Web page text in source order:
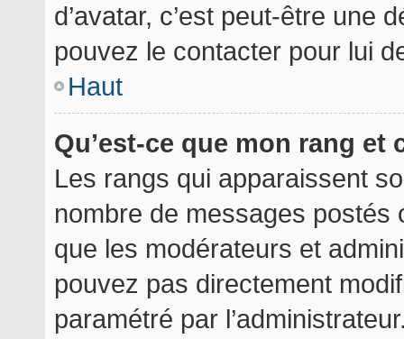
d’avatar, c’est peut-être une
pouvez le contacter pour lui
Haut
Qu’est-ce que mon rang
Les rangs qui apparaissent
nombre de messages postés
que les modérateurs et
pouvez pas directement
paramétré par